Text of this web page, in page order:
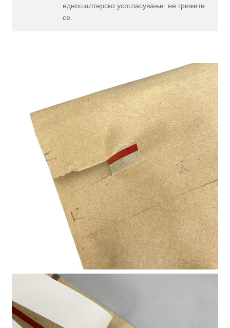
едношалтерско усогласување, не грижете
се.